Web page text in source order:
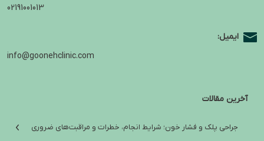
02191001013
ایمیل:
info@goonehclinic.com
آخرین مقالات
جراحی پلک و فشار خون؛ شرایط انجام، خطرات و مراقبت‌های ضروری